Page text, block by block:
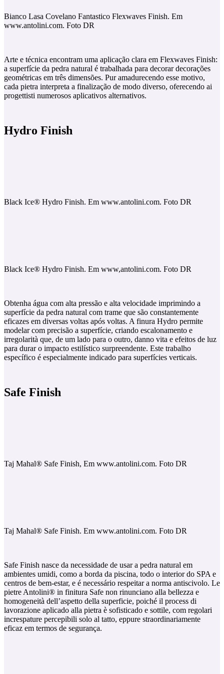
Bianco Lasa Covelano Fantastico Flexwaves Finish. Em
www.antolini.com. Foto DR
Arte e técnica encontram uma aplicação clara em Flexwaves Finish:
a superfície da pedra natural é trabalhada para decorar decorações
geométricas em três dimensões. Pur amadurecendo esse motivo,
cada pietra interpreta a finalização de modo diverso, oferecendo ai
progettisti numerosos aplicativos alternativos.
Hydro Finish
Black Ice®️ Hydro Finish. Em www.antolini.com. Foto DR
Black Ice®️ Hydro Finish. Em www,antolini.com. Foto DR
Obtenha água com alta pressão e alta velocidade imprimindo a
superfície da pedra natural com trame que são constantemente
eficazes em diversas voltas após voltas. A finura Hydro permite
modelar com precisão a superfície, criando escalonamento e
irregolarità que, de um lado para o outro, danno vita e efeitos de luz
para durar o impacto estilístico surpreendente. Este trabalho
específico é especialmente indicado para superfícies verticais.
Safe Finish
Taj Mahal®️ Safe Finish, Em www.antolini.com. Foto DR
Taj Mahal®️ Safe Finish. Em www.antolini.com. Foto DR
Safe Finish nasce da necessidade de usar a pedra natural em
ambientes umidi, como a borda da piscina, todo o interior do SPA e
centros de bem-estar, e é necessário respeitar a norma antiscivolo. Le
pietre Antolini® in finitura Safe non rinunciano alla bellezza e
homogeneità dell’aspetto della superficie, poiché il process di
lavorazione aplicado alla pietra è sofisticado e sottile, com regolari
increspature percepibili solo al tatto, eppure straordinariamente
eficaz em termos de segurança.